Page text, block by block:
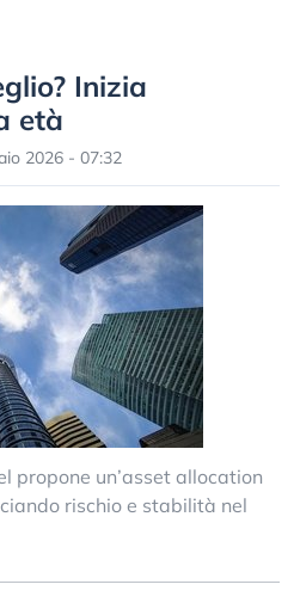
Inizia
età
2026 - 07:32
propone un’asset allocation
rischio e stabilità nel